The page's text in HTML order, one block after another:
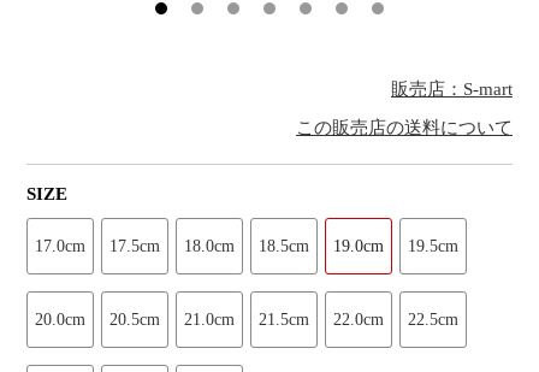
販売店：S-mart
この販売店の送料について
SIZE
17.0cm 17.5cm 18.0cm 18.5cm 19.0cm 19.5cm
20.0cm 20.5cm 21.0cm 21.5cm 22.0cm 22.5cm